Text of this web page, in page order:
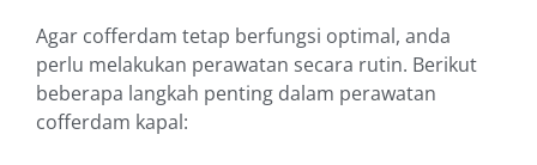
Agar cofferdam tetap berfungsi optimal, anda
perlu melakukan perawatan secara rutin. Berikut
beberapa langkah penting dalam perawatan
cofferdam kapal: